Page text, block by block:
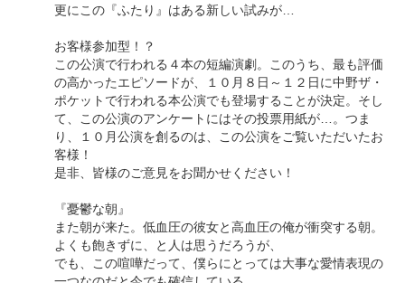
更にこの『ふたり』はある新しい試みが…
お客様参加型！？
この公演で行われる４本の短編演劇。このうち、最も評価
の高かったエピソードが、１０月８日～１２日に中野ザ・
ポケットで行われる本公演でも登場することが決定。そし
て、この公演のアンケートにはその投票用紙が…。つま
り、１０月公演を創るのは、この公演をご覧いただいたお
客様！
是非、皆様のご意見をお聞かせください！
『憂鬱な朝』
また朝が来た。低血圧の彼女と高血圧の俺が衝突する朝。
よくも飽きずに、と人は思うだろうが、
でも、この喧嘩だって、僕らにとっては大事な愛情表現の